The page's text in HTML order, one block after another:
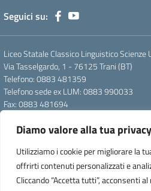
Diamo valore alla tua privacy
Utilizziamo i cookie per migliorare la
offrirti contenuti personalizzati e
Cliccando “Accetta tutti”, acconsenti
Seguici su:
Liceo Statale Classico Linguistico Scienze
Via Tasselgardo, 1 - 76125 Trani (BT)
Telefono: 0883 481359
Telefono sede ex LUM: 0883 990033
Fax: 0883 481694
Pec: btpc210007@pec.istruzione.it
Codice Meccanografico:
- Codice Univoco d'ufficio: UFG4S9